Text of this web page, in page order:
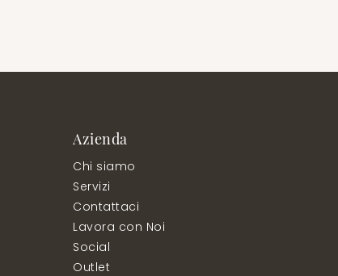
Azienda
Chi siamo
Servizi
Contattaci
Lavora con Noi
Social
Outlet